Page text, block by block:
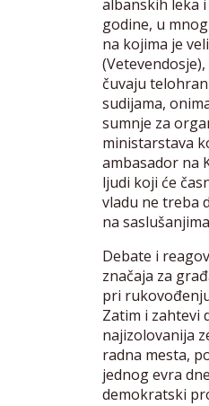
albanskih leka
godine, u
na kojima je
čuvaju
sudijama,
sumnje za
ministarstava
ambasador na
ljudi koji će
vladu ne treba
na
Debate i
značaja za
pri
Zatim i zahtevi
najizolovanija
radna mesta,
jednog evra
demokratski